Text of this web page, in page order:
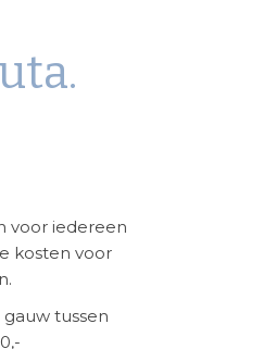
voor iedereen
kosten voor
gauw tussen